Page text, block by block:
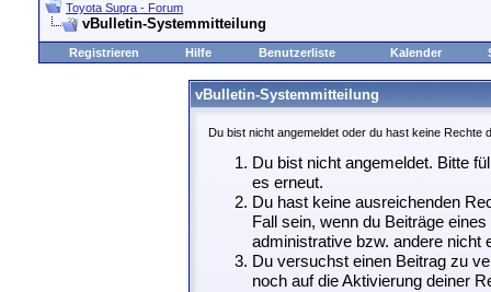
Toyota Supra - Forum
vBulletin-Systemmitteilung
Registrieren Hilfe Benutzerliste Kalender
vBulletin-Systemmitteilung
Du bist nicht angemeldet oder du hast keine Rechte
Du bist nicht angemeldet. Bitte
es erneut.
Du hast keine ausreichenden
Fall sein, wenn du Beiträge
administrative bzw. andere nicht
Du versuchst einen Beitrag zu
noch auf die Aktivierung deiner